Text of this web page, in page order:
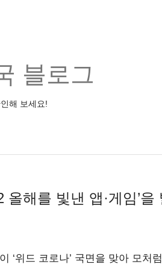
블로그
해 보세요!
올해를 빛낸 앱·게임’
‘위드 코로나’ 국면을 맞아 모처